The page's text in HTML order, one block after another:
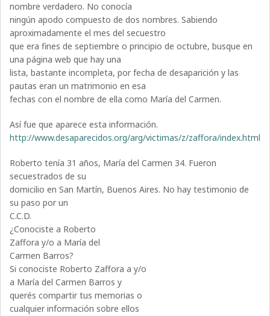
nombre verdadero. No conocía
ningún apodo compuesto de dos nombres. Sabiendo
aproximadamente el mes del secuestro
que era fines de septiembre o principio de octubre, busque en
una página web que hay una
lista, bastante incompleta, por fecha de desaparición y las
pautas eran un matrimonio en esa
fechas con el nombre de ella como María del Carmen.
Así fue que aparece esta información.
http://www.desaparecidos.org/arg/victimas/z/zaffora/index.html
Roberto tenía 31 años, María del Carmen 34. Fueron
secuestrados de su
domicilio en San Martín, Buenos Aires. No hay testimonio de
su paso por un
C.C.D.
¿Conociste a Roberto
Zaffora y/o a María del
Carmen Barros?
Si conociste Roberto Zaffora a y/o
a María del Carmen Barros y
querés compartir tus memorias o
cualquier información sobre ellos